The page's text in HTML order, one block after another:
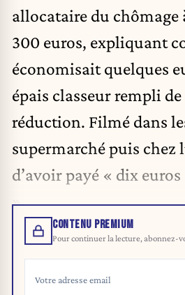
allocataire du chômage
300 euros, expliquant
économisait quelques
épais classeur rempli
réduction. Filmé dans
supermarché puis
d’avoir payé « dix
».
CONTENU PREMIUM
Pour continuer la lecture, abonnez-